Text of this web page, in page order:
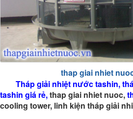
thap giai nhiet
Tháp giải nhiệt nước tashin,
tashin giá rẻ,thap giai nhiet nuoc,
cooling tower, linh kiện tháp giải